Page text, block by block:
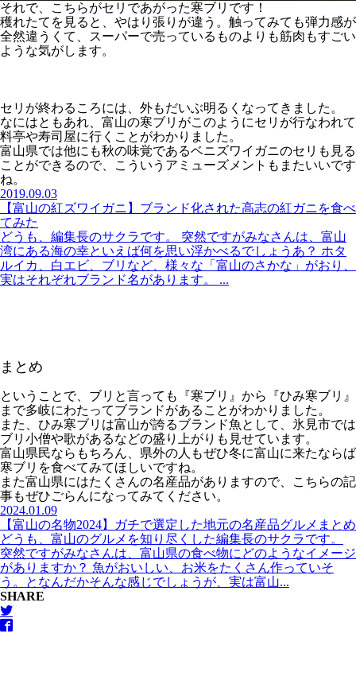
それで、こちらがセリであがった寒ブリです！
穫れたてを見ると、やはり張りが違う。触ってみても弾力感が
全然違うくて、スーパーで売っているものよりも筋肉もすごい
ような気がします。
セリが終わるころには、外もだいぶ明るくなってきました。
なにはともあれ、富山の寒ブリがこのようにセリが行なわれて
料亭や寿司屋に行くことがわかりました。
富山県では他にも秋の味覚であるベニズワイガニのセリも見る
ことができるので、こういうアミューズメントもまたいいです
ね。
2019.09.03
【富山の紅ズワイガニ】ブランド化された高志の紅ガニを食べ
てみた
どうも、編集長のサクラです。 突然ですがみなさんは、富山
湾にある海の幸といえば何を思い浮かべるでしょうあ？ ホタ
ルイカ、白エビ、ブリなど、様々な「富山のさかな」がおり、
実はそれぞれブランド名があります。 ...
まとめ
ということで、ブリと言っても『寒ブリ』から『ひみ寒ブリ』
まで多岐にわたってブランドがあることがわかりました。
また、ひみ寒ブリは富山が誇るブランド魚として、氷見市では
ブリ小僧や歌があるなどの盛り上がりも見せています。
富山県民ならもちろん、県外の人もぜひ冬に富山に来たならば
寒ブリを食べてみてほしいですね。
また富山県にはたくさんの名産品がありますので、こちらの記
事もぜひごらんになってみてください。
2024.01.09
【富山の名物2024】ガチで選定した地元の名産品グルメまとめ
どうも、富山のグルメを知り尽くした編集長のサクラです。
突然ですがみなさんは、富山県の食べ物にどのようなイメージ
がありますか？ 魚がおいしい、お米をたくさん作っていそ
う。となんだかそんな感じでしょうが、実は富山...
SHARE